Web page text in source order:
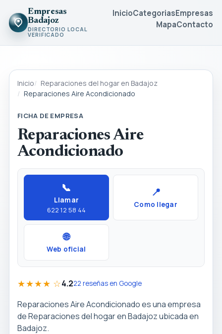
Empresas
Badajoz
DIRECTORIO LOCAL
VERIFICADO
InicioCategoriasEmpresas
MapaContacto
Inicio
Reparaciones del hogar en Badajoz
Reparaciones Aire Acondicionado
FICHA DE EMPRESA
Reparaciones Aire
Acondicionado
📞
Llamar
622 12 58 44
📍
Como llegar
🌐
Web oficial
★★★★ ☆4.222 reseñas en Google
Reparaciones Aire Acondicionado es una empresa
de Reparaciones del hogar en Badajoz ubicada en
Badajoz.